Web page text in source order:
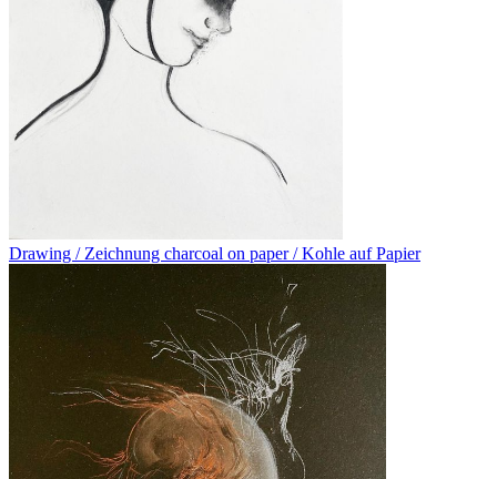
Drawing / Zeichnung charcoal on paper / Kohle auf Papier